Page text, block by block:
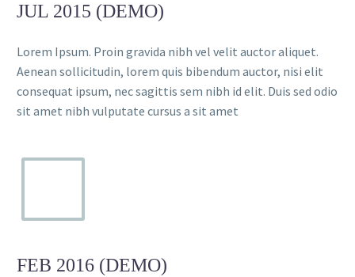
JUL 2015 (DEMO)
Lorem Ipsum. Proin gravida nibh vel velit auctor aliquet.
Aenean sollicitudin, lorem quis bibendum auctor, nisi elit
consequat ipsum, nec sagittis sem nibh id elit. Duis sed odio
sit amet nibh vulputate cursus a sit amet
FEB 2016 (DEMO)